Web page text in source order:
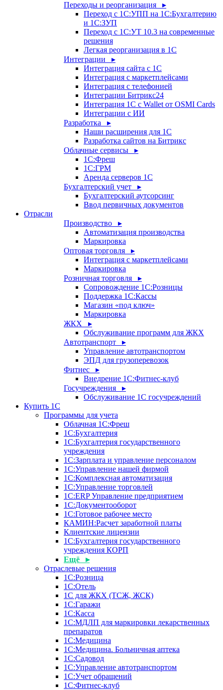
Переходы и реорганизация ▸
Переход с 1С:УПП на 1С:Бухгалтерию
и 1С:ЗУП
Переход с 1С:УТ 10.3 на современные
решения
Легкая реорганизация в 1С
Интеграции ▸
Интеграция сайта с 1С
Интеграция с маркетплейсами
Интеграция с телефонией
Интеграции Битрикс24
Интеграция 1С с Wallet от OSMI Cards
Интеграции с ИИ
Разработка ▸
Наши расширения для 1С
Разработка сайтов на Битрикс
Облачные сервисы ▸
1С:Фреш
1С:ГРМ
Аренда серверов 1С
Бухгалтерский учет ▸
Бухгалтерский аутсорсинг
Ввод первичных документов
Отрасли
Производство ▸
Автоматизация производства
Маркировка
Оптовая торговля ▸
Интеграция с маркетплейсами
Маркировка
Розничная торговля ▸
Сопровождение 1С:Розницы
Поддержка 1С:Кассы
Магазин «под ключ»
Маркировка
ЖКХ ▸
Обслуживание программ для ЖКХ
Автотранспорт ▸
Управление автотранспортом
ЭПД для грузоперевозок
Фитнес ▸
Внедрение 1С:Фитнес-клуб
Госучреждения ▸
Обслуживание 1С госучреждений
Купить 1С
Программы для учета
Облачная 1С:Фреш
1С:Бухгалтерия
1С:Бухгалтерия государственного
учреждения
1С:Зарплата и управление персоналом
1С:Управление нашей фирмой
1С:Комплексная автоматизация
1С:Управление торговлей
1С:ERP Управление предприятием
1С:Документооборот
1C:Готовое рабочее место
КАМИН:Расчет заработной платы
Клиентские лицензии
1С:Бухгалтерия государственного
учреждения КОРП
Ещё ▸
Отраслевые решения
1С:Розница
1С:Отель
1С для ЖКХ (ТСЖ, ЖСК)
1С:Гаражи
1С:Касса
1С:МДЛП для маркировки лекарственных
препаратов
1С:Медицина
1С:Медицина. Больничная аптека
1С:Садовод
1С:Управление автотранспортом
1С:Учет обращений
1С:Фитнес-клуб